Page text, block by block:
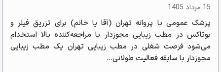
15 مرداد 1405
پزشک عمومی با پروانه تهران (آقا یا خانم) برای تزریق فیلر و
بوتاکس در مطب زیبایی مجوزدار با مراجعه‌کننده بالا استخدام
می‌شود فرصت شغلی در مطب زیبایی تهران یک مطب زیبایی
مجوزدار با سابقه فعالیت طولانی...